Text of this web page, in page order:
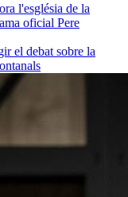
l'església de la
oficial Pere
el debat sobre la